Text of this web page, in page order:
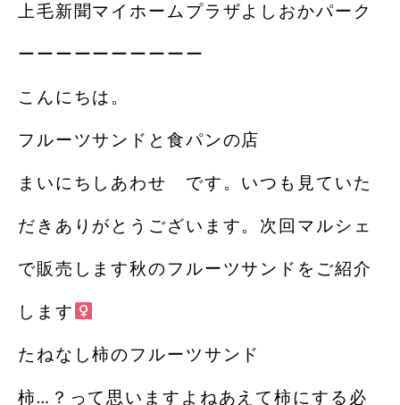
上毛新聞マイホームプラザよしおかパーク
ーーーーーーーーーー
こんにちは。
フルーツサンドと食パンの店
まいにちしあわせ です。いつも見ていた
だきありがとうございます。次回マルシェ
で販売します秋のフルーツサンドをご紹介
します‍
たねなし柿のフルーツサンド
柿…？って思いますよねあえて柿にする必